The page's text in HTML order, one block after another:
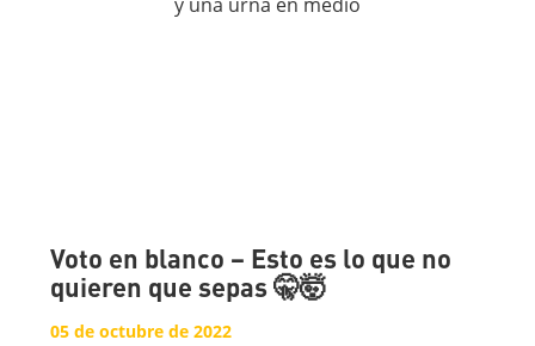
Voto en blanco – Esto es lo que no
quieren que sepas 🤫🤯
05 de octubre de 2022